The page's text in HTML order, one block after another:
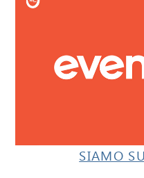
SIAMO